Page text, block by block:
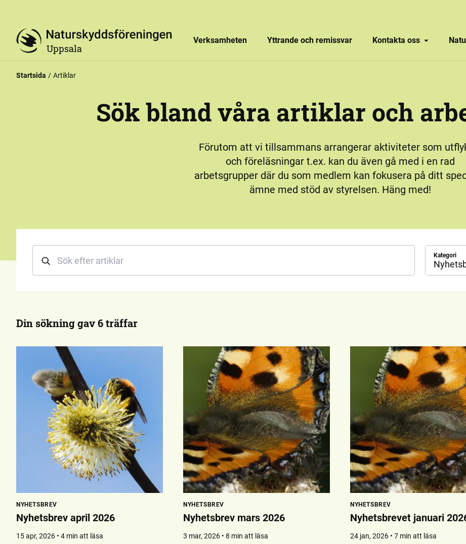
Uppsala
Verksamheten Yttrande och remissvar Kontakta oss
Startsida Artiklar
Sök bland våra artiklar och
Förutom att vi tillsammans arrangerar aktiviteter som
och föreläsningar t.ex. kan du även gå med i en rad
arbetsgrupper där du som medlem kan fokusera på ditt
ämne med stöd av styrelsen. Häng med!
Kategori
Din sökning gav 6 träffar
NYHETSBREV
Nyhetsbrev april 2026
15 apr, 2026 • 4 min att läsa
NYHETSBREV
Nyhetsbrev mars 2026
3 mar, 2026 • 8 min att läsa
NYHETSBREV
Nyhetsbrevet januari
24 jan, 2026 • 7 min att läsa